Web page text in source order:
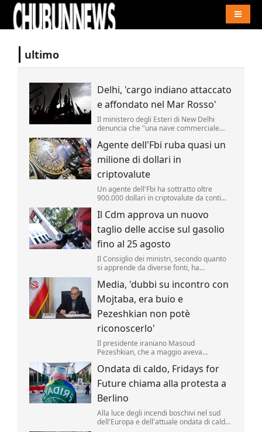
ultimo
Delhi, 'cargo indiano attaccato
e affondato nel Mar Rosso'
Il ministero degli Esteri di New Delhi
denuncia che "una nave commerciale
Noore Oliya" ha subito "un attacco" ed "è
affondata nel Mar Rosso al largo delle
coste dello Yemen".
Agente dell'Fbi ruba quasi un
milione di dollari in
criptovalute
Un agente dell'Fbi ha sottratto oltre
900.000 dollari in criptovalute da conti
un'indagine. Lo riporta la Cnn.
Il Cdm approva un nuovo
taglio delle accise sul gasolio
fino al 25 agosto
Il Consiglio dei ministri, secondo quanto
si apprende da diverse fonti, ha
gasolio fino al 25 agosto. Il valore della
riduzione resta di 17 centesimi al litro
(compresa l'Iva) .
Media, 'dubbi su incontro con
Mojtaba, era buio e
Pezeshkian non potè
riconoscerlo'
Il presidente iraniano Masoud
Pezeshkian, che a maggio aveva
nuova Guida Suprema Mojtaba
Khamenei, avrebbe avuto solo un
incontro di pochi minuti, al buio, senza
poterlo riconoscere.
Ondata di caldo, Fridays for
Future chiama alla protesta a
Berlino
Alla luce degli incendi boschivi nel sud
dell'Europa e dell'attuale ondata di caldo,